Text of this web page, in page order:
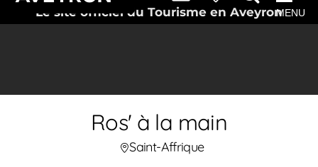
Le site officiel du Tourisme en AveyronMENU
Ros' à la main
Saint-Affrique